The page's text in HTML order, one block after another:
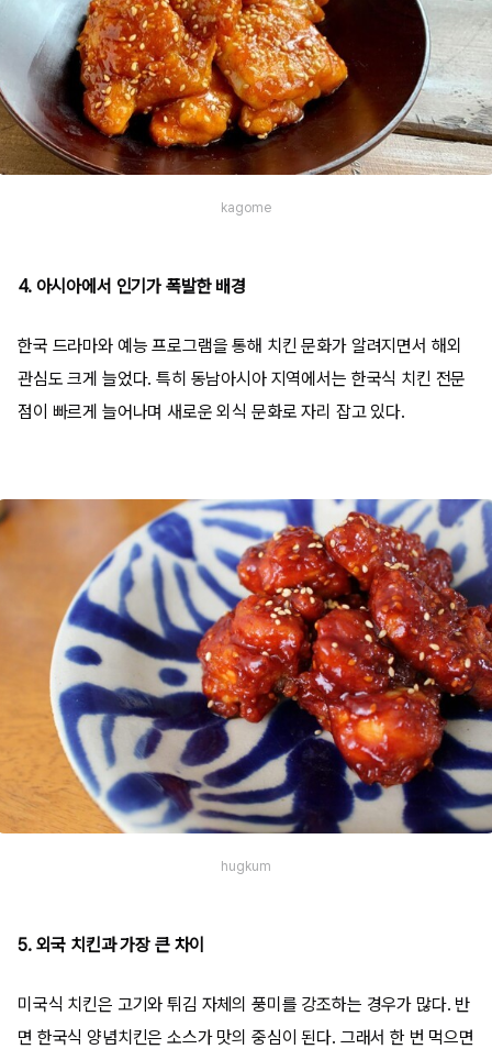
kagome
4. 아시아에서 인기가 폭발한 배경
한국 드라마와 예능 프로그램을 통해 치킨 문화가 알려지면서 해외
관심도 크게 늘었다. 특히 동남아시아 지역에서는 한국식 치킨 전문
점이 빠르게 늘어나며 새로운 외식 문화로 자리 잡고 있다.
hugkum
5. 외국 치킨과 가장 큰 차이
미국식 치킨은 고기와 튀김 자체의 풍미를 강조하는 경우가 많다. 반
면 한국식 양념치킨은 소스가 맛의 중심이 된다. 그래서 한 번 먹으면